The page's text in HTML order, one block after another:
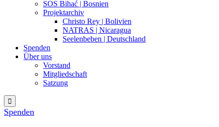
SOS Bihać | Bosnien
Projektarchiv
Christo Rey | Bolivien
NATRAS | Nicaragua
Seelenbeben | Deutschland
Spenden
Über uns
Vorstand
Mitgliedschaft
Satzung

Spenden